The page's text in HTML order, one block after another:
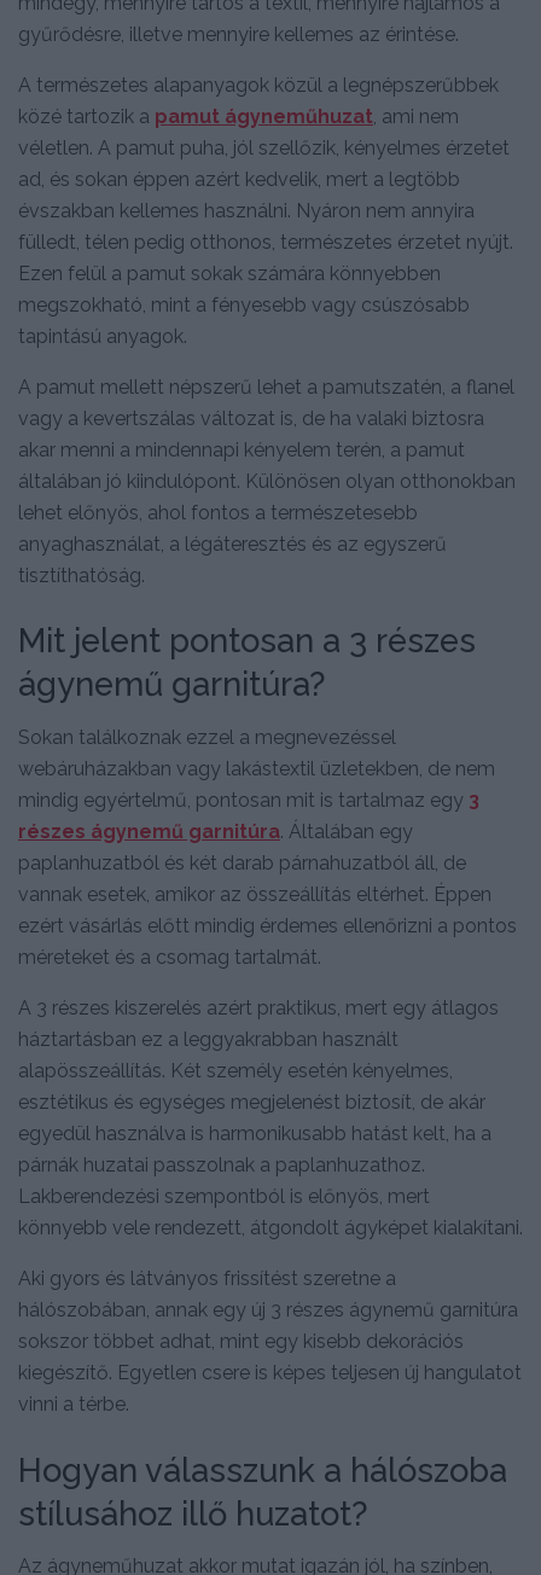
gyűrődésre, illetve mennyire kellemes az érintése.
A természetes alapanyagok közül a legnépszerűbbek
közé tartozik a pamut ágyneműhuzat , ami nem
véletlen. A pamut puha, jól szellőzik, kényelmes érzetet
ad, és sokan éppen azért kedvelik, mert a legtöbb
évszakban kellemes használni. Nyáron nem annyira
fülledt, télen pedig otthonos, természetes érzetet nyújt.
Ezen felül a pamut sokak számára könnyebben
megszokható, mint a fényesebb vagy csúszósabb
tapintású anyagok.
A pamut mellett népszerű lehet a pamutszatén, a flanel
vagy a kevertszálas változat is, de ha valaki biztosra
akar menni a mindennapi kényelem terén, a pamut
általában jó kiindulópont. Különösen olyan otthonokban
lehet előnyös, ahol fontos a természetesebb
anyaghasználat, a légáteresztés és az egyszerű
tisztíthatóság.
Mit jelent pontosan a 3 részes
ágynemű garnitúra?
Sokan találkoznak ezzel a megnevezéssel
webáruházakban vagy lakástextil üzletekben, de nem
mindig egyértelmű, pontosan mit is tartalmaz egy 3
részes ágynemű garnitúra. Általában egy
paplanhuzatból és két darab párnahuzatból áll, de
vannak esetek, amikor az összeállítás eltérhet. Éppen
ezért vásárlás előtt mindig érdemes ellenőrizni a pontos
méreteket és a csomag tartalmát.
A 3 részes kiszerelés azért praktikus, mert egy átlagos
háztartásban ez a leggyakrabban használt
alapösszeállítás. Két személy esetén kényelmes,
esztétikus és egységes megjelenést biztosít, de akár
egyedül használva is harmonikusabb hatást kelt, ha a
párnák huzatai passzolnak a paplanhuzathoz.
Lakberendezési szempontból is előnyös, mert
könnyebb vele rendezett, átgondolt ágyképet kialakítani.
Aki gyors és látványos frissítést szeretne a
hálószobában, annak egy új 3 részes ágynemű garnitúra
sokszor többet adhat, mint egy kisebb dekorációs
kiegészítő. Egyetlen csere is képes teljesen új hangulatot
vinni a térbe.
Hogyan válasszunk a hálószoba
stílusához illő huzatot?
Az ágyneműhuzat akkor mutat igazán jól, ha színben,